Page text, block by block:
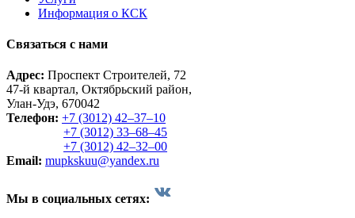
Информация о КСК
Связаться с нами
Адрес: Проспект Строителей, 72
47-й квартал, Октябрьский район,
Улан-Удэ, 670042
Телефон: +7 (3012) 42‒37‒10
+7 (3012) 33‒68‒45
+7 (3012) 42‒32‒00
Email: mupkskuu@yandex.ru
Мы в социальных сетях: